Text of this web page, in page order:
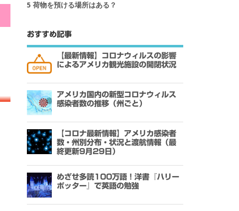
5 荷物を預ける場所はある？
おすすめ記事
【最新情報】コロナウィルスの影響
によるアメリカ観光施設の開閉状況
アメリカ国内の新型コロナウィルス
感染者数の推移（州ごと）
【コロナ最新情報】アメリカ感染者
数・州別分布・状況と渡航情報（最
終更新9月29日）
めざせ多読100万語！洋書『ハリー
ポッター』で英語の勉強